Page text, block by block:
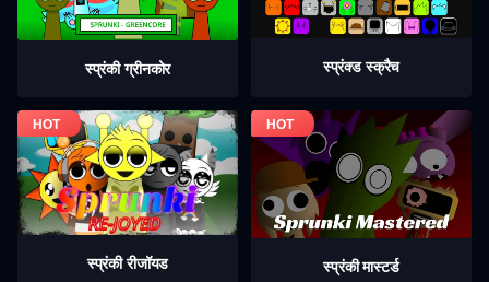
स्प्रंकी ग्रीनकोर स्प्रंक्ड स्क्रैच
स्प्रंकी रीजॉयड स्प्रंकी मास्टर्ड